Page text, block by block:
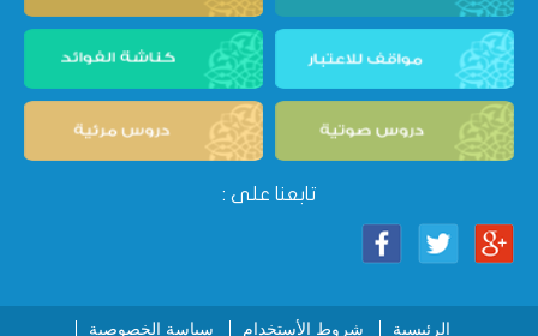
تابعنا على :
الرئيسية شروط الأستخدام سياسة الخصوصية